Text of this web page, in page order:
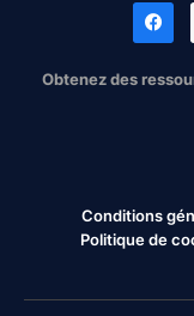
Obtenez des
Conditions
Politique de